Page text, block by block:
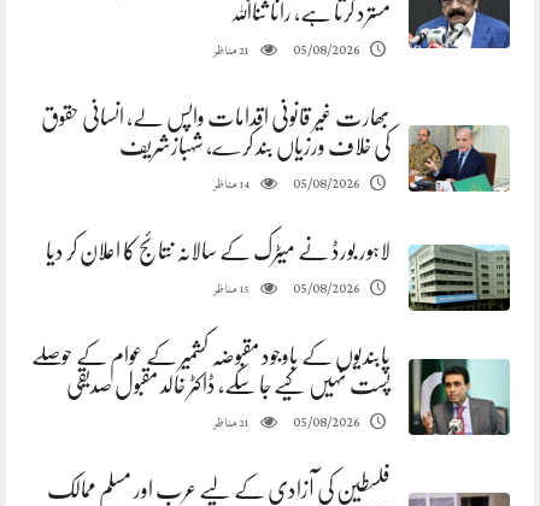
مسترد کرتا ہے، رانا ثنااللہ
05/08/2026
21مناظر
بھارت غیر قانونی اقدامات واپس لے، انسانی حقوق
کی خلاف ورزیاں بند کرے، شہبازشریف
05/08/2026
14مناظر
لاہور بورڈ نے میٹرک کے سالانہ نتائج کا اعلان کر دیا
05/08/2026
15مناظر
پابندیوں کے باوجود مقبوضہ کشمیر کے عوام کے حوصلے
پست نہیں کیے جا سکے، ڈاکٹر خالد مقبول صدیقی
05/08/2026
21مناظر
فلسطین کی آزادی کے لیے عرب اور مسلم ممالک